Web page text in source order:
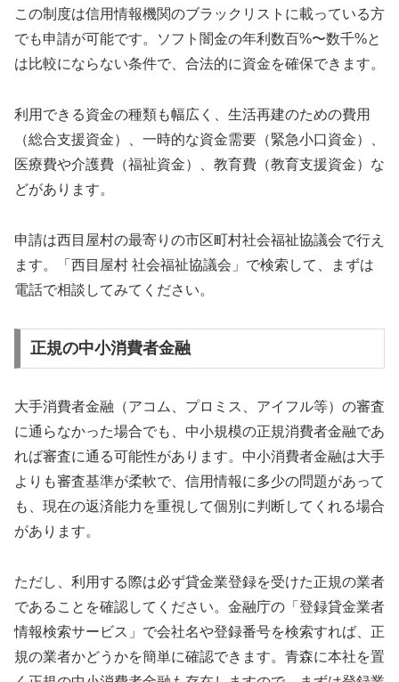
この制度は信用情報機関のブラックリストに載っている方
でも申請が可能です。ソフト闇金の年利数百%〜数千%と
は比較にならない条件で、合法的に資金を確保できます。
利用できる資金の種類も幅広く、生活再建のための費用
（総合支援資金）、一時的な資金需要（緊急小口資金）、
医療費や介護費（福祉資金）、教育費（教育支援資金）な
どがあります。
申請は西目屋村の最寄りの市区町村社会福祉協議会で行え
ます。「西目屋村 社会福祉協議会」で検索して、まずは
電話で相談してみてください。
正規の中小消費者金融
大手消費者金融（アコム、プロミス、アイフル等）の審査
に通らなかった場合でも、中小規模の正規消費者金融であ
れば審査に通る可能性があります。中小消費者金融は大手
よりも審査基準が柔軟で、信用情報に多少の問題があって
も、現在の返済能力を重視して個別に判断してくれる場合
があります。
ただし、利用する際は必ず貸金業登録を受けた正規の業者
であることを確認してください。金融庁の「登録貸金業者
情報検索サービス」で会社名や登録番号を検索すれば、正
規の業者かどうかを簡単に確認できます。青森に本社を置